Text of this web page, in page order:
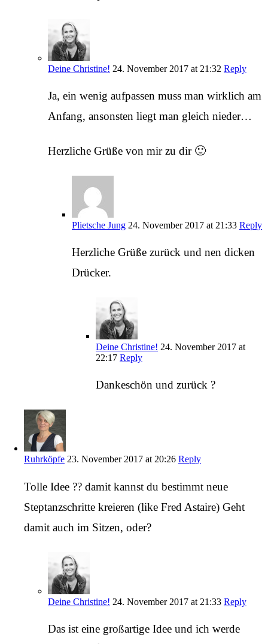
Deine Christine! 24. November 2017 at 21:32 Reply
Ja, ein wenig aufpassen muss man wirklich am
Anfang, ansonsten liegt man gleich nieder…
Herzliche Grüße von mir zu dir 🙂
Plietsche Jung 24. November 2017 at 21:33 Reply
Herzliche Grüße zurück und nen dicken
Drücker.
Deine Christine! 24. November 2017 at
22:17 Reply
Dankeschön und zurück ?
Ruhrköpfe 23. November 2017 at 20:26 Reply
Tolle Idee ?? damit kannst du bestimmt neue
Steptanzschritte kreieren (like Fred Astaire) Geht
damit auch im Sitzen, oder?
Deine Christine! 24. November 2017 at 21:33 Reply
Das ist eine großartige Idee und ich werde